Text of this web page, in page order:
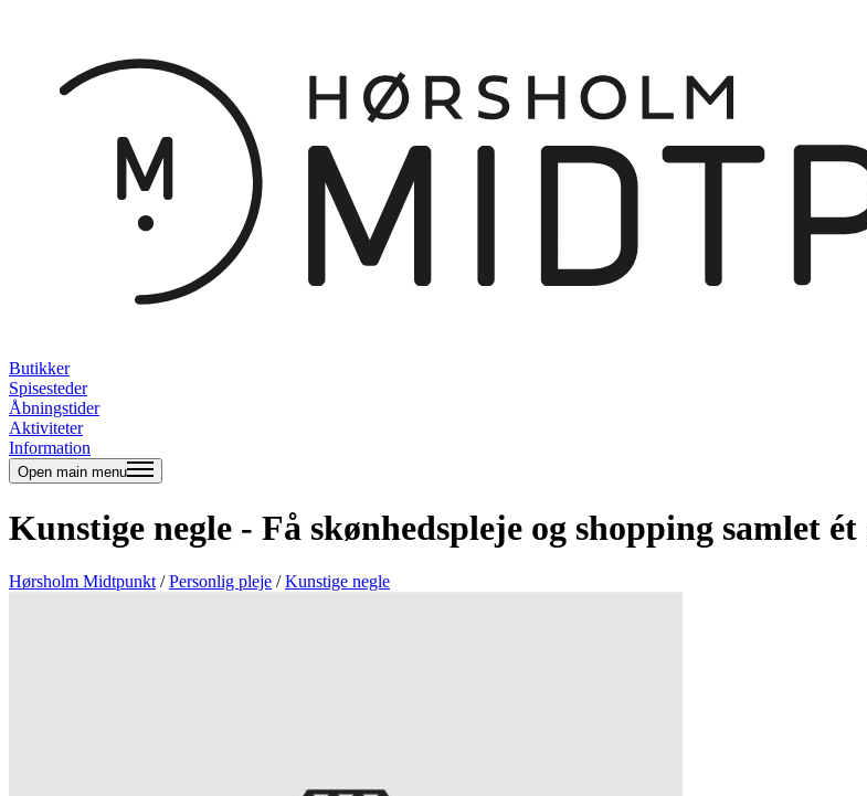
Butikker
Spisesteder
Åbningstider
Aktiviteter
Information
Open main menu
Kunstige negle - Få skønhedspleje og shopping samlet ét
Hørsholm Midtpunkt /Personlig pleje /Kunstige negle